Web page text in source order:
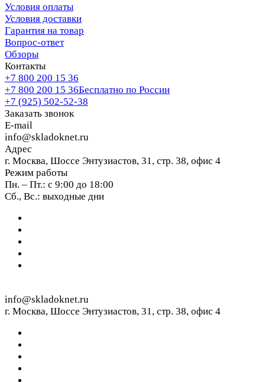
Условия оплаты
Условия доставки
Гарантия на товар
Вопрос-ответ
Обзоры
Контакты
+7 800 200 15 36
+7 800 200 15 36Бесплатно по России
+7 (925) 502-52-38
Заказать звонок
E-mail
info@skladoknet.ru
Адрес
г. Москва, Шоссе Энтузиастов, 31, стр. 38, офис 4
Режим работы
Пн. – Пт.: с 9:00 до 18:00
Сб., Вс.: выходные дни
info@skladoknet.ru
г. Москва, Шоссе Энтузиастов, 31, стр. 38, офис 4